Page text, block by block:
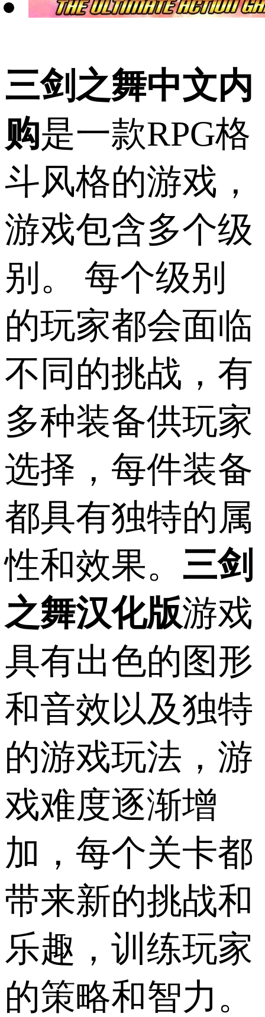
三剑之舞中文内
购是一款RPG格
斗风格的游戏，
游戏包含多个级
别。 每个级别
的玩家都会面临
不同的挑战，有
多种装备供玩家
选择，每件装备
都具有独特的属
性和效果。 三剑
之舞汉化版游戏
具有出色的图形
和音效以及独特
的游戏玩法，游
戏难度逐渐增
加，每个关卡都
带来新的挑战和
乐趣，训练玩家
的策略和智力。